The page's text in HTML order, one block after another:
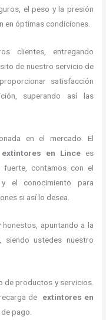
el peso y la presión
en óptimas condiciones.
clientes, entregando
de nuestro servicio de
satisfacción
superando así las
en el mercado. El
extintores en Lincees
fuerte, contamos con el
el conocimiento para
si así lo desea.
apuntando a la
ustedes nuestro
de productos y servicios.
de extintores en
pago.